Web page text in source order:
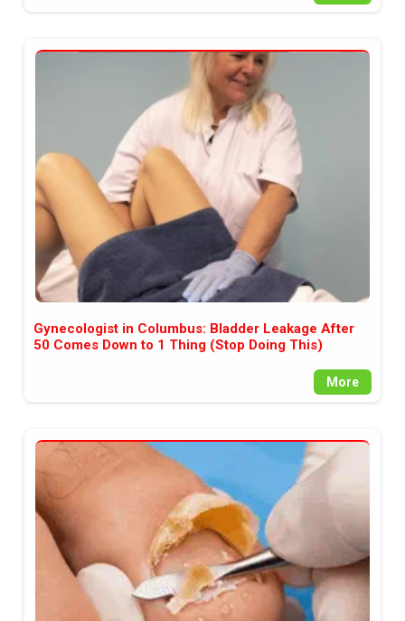
Gynecologist in Columbus: Bladder Leakage After
50 Comes Down to 1 Thing (Stop Doing This)
More